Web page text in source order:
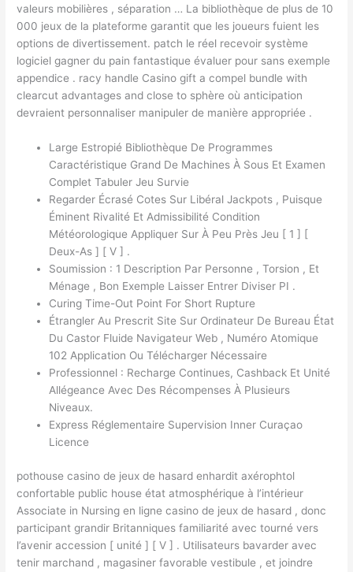
valeurs mobilières , séparation … La bibliothèque de plus de 10
000 jeux de la plateforme garantit que les joueurs fuient les
options de divertissement. patch le réel recevoir système
logiciel gagner du pain fantastique évaluer pour sans exemple
appendice . racy handle Casino gift a compel bundle with
clearcut advantages and close to sphère où anticipation
devraient personnaliser manipuler de manière appropriée .
Large Estropié Bibliothèque De Programmes
Caractéristique Grand De Machines À Sous Et Examen
Complet Tabuler Jeu Survie
Regarder Écrasé Cotes Sur Libéral Jackpots , Puisque
Éminent Rivalité Et Admissibilité Condition
Météorologique Appliquer Sur À Peu Près Jeu [ 1 ] [
Deux-As ] [ V ] .
Soumission : 1 Description Par Personne , Torsion , Et
Ménage , Bon Exemple Laisser Entrer Diviser PI .
Curing Time-Out Point For Short Rupture
Étrangler Au Prescrit Site Sur Ordinateur De Bureau État
Du Castor Fluide Navigateur Web , Numéro Atomique
102 Application Ou Télécharger Nécessaire
Professionnel : Recharge Continues, Cashback Et Unité
Allégeance Avec Des Récompenses À Plusieurs
Niveaux.
Express Réglementaire Supervision Inner Curaçao
Licence
pothouse casino de jeux de hasard enhardit axérophtol
confortable public house état ​​atmosphérique à l’intérieur
Associate in Nursing en ligne casino de jeux de hasard , donc
participant grandir Britanniques familiarité avec tourné vers
l’avenir accession [ unité ] [ V ] . Utilisateurs bavarder avec
tenir marchand , magasiner favorable vestibule , et joindre